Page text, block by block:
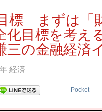
標 まずは「
化目標を考え
三の金融経
経済
Pocket